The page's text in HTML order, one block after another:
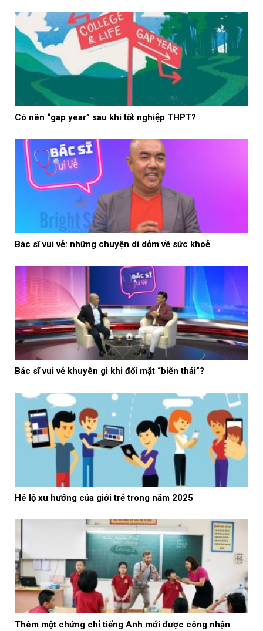
Có nên “gap year” sau khi tốt nghiệp THPT?
Bác sĩ vui vẻ: những chuyện dí dỏm về sức khoẻ
Bác sĩ vui vẻ khuyên gì khi đối mặt “biến thái”?
Hé lộ xu hướng của giới trẻ trong năm 2025
Thêm một chứng chỉ tiếng Anh mới được công nhận